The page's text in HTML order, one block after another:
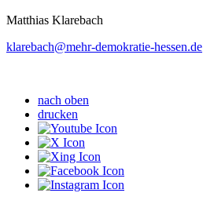
Matthias Klarebach
klarebach@mehr-demokratie-hessen.de
nach oben
drucken